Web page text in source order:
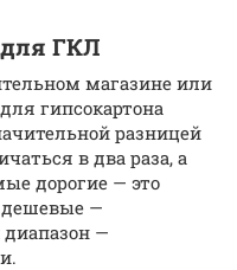
ГКЛ
магазине или
гипсокартона
разницей
в два раза, а
дорогие — это
—
—